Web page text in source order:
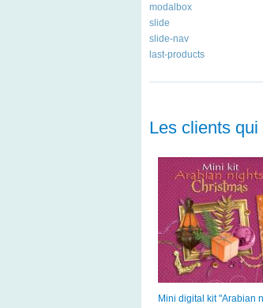
modalbox
slide
slide-nav
last-products
Les clients
Mini digital kit "Arabian